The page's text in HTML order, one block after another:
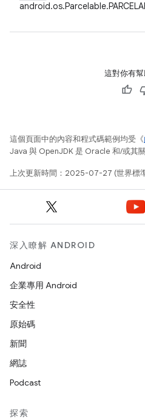
這對你有幫
這個頁面中的內容和程式碼範例均受《
Java 與 OpenJDK 是 Oracle 和/或其
上次更新時間：2025-07-27 (世界標
深入瞭解 ANDROID
Android
企業專用 Android
安全性
原始碼
新聞
網誌
Podcast
探索